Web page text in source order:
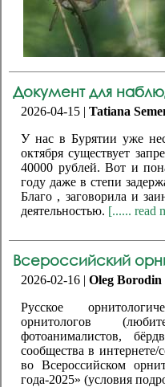
Документ для
2026-04-15 | Tatiana
У нас в Бурятии уже
октября существует
40000 рублей. Вот и
году даже в степи
Благо , заговорила и
деятельностью. [...... read
Всероссийский
2026-02-16 | Oleg Borodin
Русское
орнитологов
фотоанималистов,
сообщества в
во Всероссийском
года-2025» (условия